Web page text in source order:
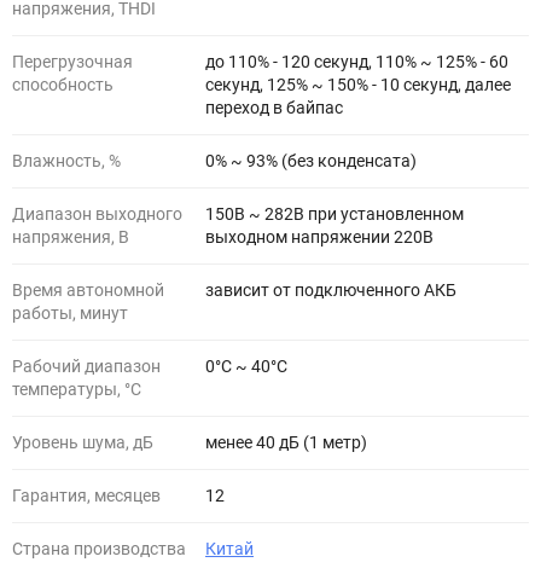
напряжения, THDI
Перегрузочная
способность
до 110% - 120 секунд, 110% ~ 125% - 60
секунд, 125% ~ 150% - 10 секунд, далее
переход в байпас
Влажность, % 0% ~ 93% (без конденсата)
Диапазон выходного
напряжения, В
150В ~ 282В при установленном
выходном напряжении 220В
Время автономной
работы, минут
зависит от подключенного АКБ
Рабочий диапазон
температуры, °С
0°С ~ 40°С
Уровень шума, дБ менее 40 дБ (1 метр)
Гарантия, месяцев 12
Страна производства Китай